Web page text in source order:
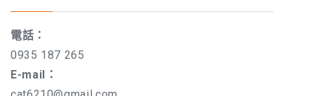
電話：
0935 187 265
E-mail：